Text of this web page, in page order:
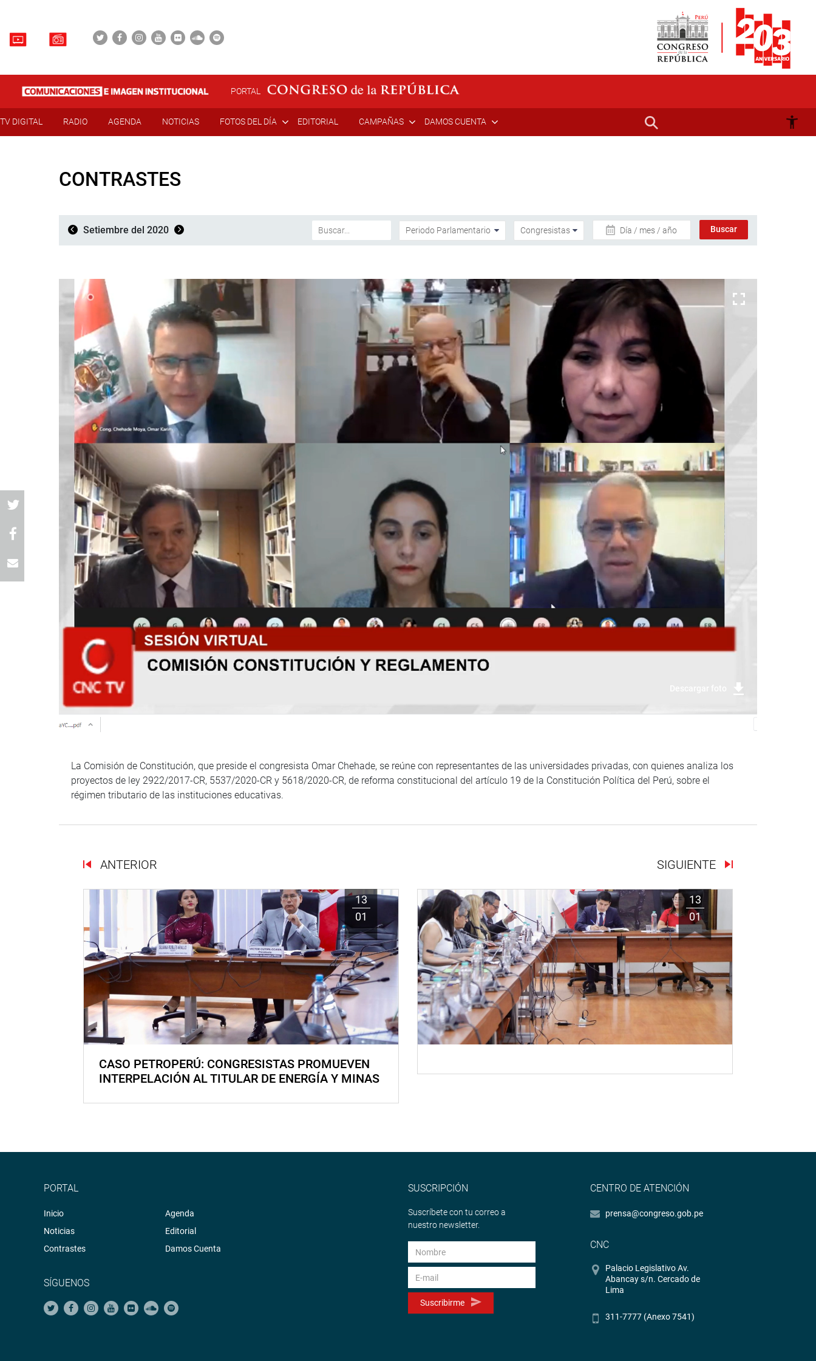
PORTAL
TV DIGITAL RADIO AGENDA NOTICIAS FOTOS DEL DÍA EDITORIAL CAMPAÑAS DAMOS CUENTA
CONTRASTES
Setiembre del 2020 Día / mes / año
La Comisión de Constitución, que preside el congresista Omar Chehade, se reúne con representantes de las universidades privadas, con quienes analiza los
proyectos de ley 2922/2017-CR, 5537/2020-CR y 5618/2020-CR, de reforma constitucional del artículo 19 de la Constitución Política del Perú, sobre el
régimen tributario de las instituciones educativas.
ANTERIOR SIGUIENTE
13
01
CASO PETROPERÚ: CONGRESISTAS PROMUEVEN
INTERPELACIÓN AL TITULAR DE ENERGÍA Y MINAS
13
01
PORTAL
Inicio
Noticias
Contrastes
Agenda
Editorial
Damos Cuenta
SÍGUENOS
SUSCRIPCIÓN
Suscríbete con tu correo a
nuestro newsletter.
Suscribirme
CENTRO DE ATENCIÓN
prensa@congreso.gob.pe
CNC
Palacio Legislativo Av.
Abancay s/n. Cercado de
Lima
311-7777 (Anexo 7541)